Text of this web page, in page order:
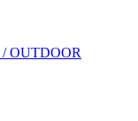
OUTDOOR